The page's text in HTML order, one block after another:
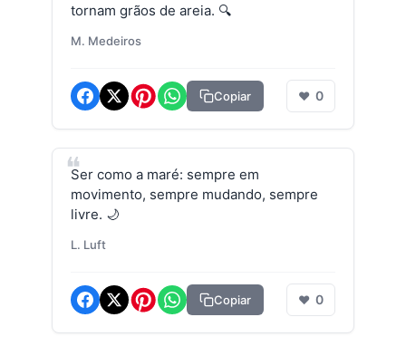
tornam grãos de areia. 🔍
M. Medeiros
Copiar ❤ 0
Ser como a maré: sempre em
movimento, sempre mudando, sempre
livre. 🌙
L. Luft
Copiar ❤ 0